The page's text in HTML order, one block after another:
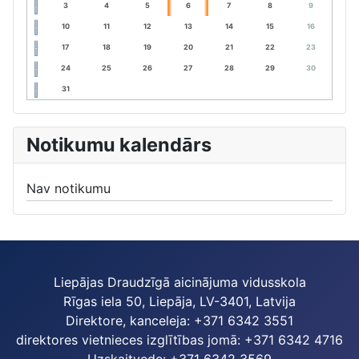
3 4 5 6 7 8 9
10 11 12 13 14 15 16
17 18 19 20 21 22 23
24 25 26 27 28 29 30
31
Notikumu kalendārs
Nav notikumu
Liepājas Draudzīgā aicinājuma vidusskola
Rīgas iela 50, Liepāja, LV-3401, Latvija
Direktore, kanceleja: +371 6342 3551
direktores vietnieces izglītības jomā: +371 6342 4716